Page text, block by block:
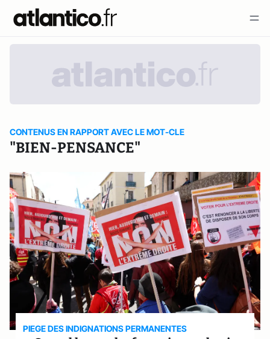
CONTENUS EN RAPPORT AVEC LE MOT-CLE
"BIEN-PENSANCE"
PIEGE DES INDIGNATIONS PERMANENTES